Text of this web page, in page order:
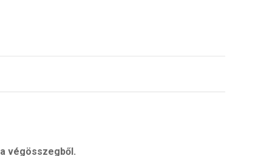
végösszegből.